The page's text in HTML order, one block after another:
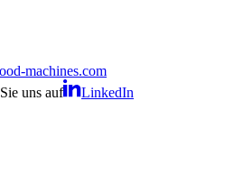
machines.com
uns auf
LinkedIn